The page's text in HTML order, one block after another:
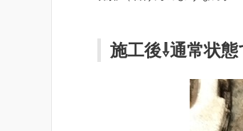
施工後⇩通常状態